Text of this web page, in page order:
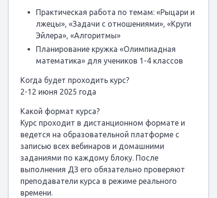
Практическая работа по темам: «Рыцари и
лжецы», «Задачи с отношениями», «Круги
Эйлера», «Алгоритмы»
Планирование кружка «Олимпиадная
математика» для учеников 1-4 классов
Когда будет проходить курс?
2-12 июня 2025 года
Какой формат курса?
Курс проходит в дистанционном формате и
ведется на образовательной платформе с
записью всех вебинаров и домашними
заданиями по каждому блоку. После
выполнения ДЗ его обязательно проверяют
преподаватели курса в режиме реального
времени.